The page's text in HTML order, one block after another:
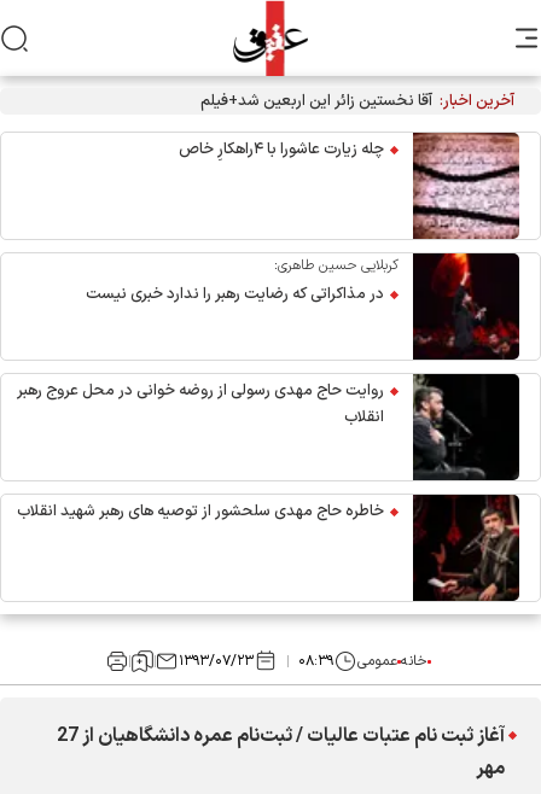
آخرین اخبار: آقا نخستین زائر این اربعین شد+فیلم
چله زیارت عاشورا با ۴راهکارِ خاص
کربلایی حسین طاهری:
در مذاکراتی که رضایت رهبر را ندارد خبری نیست
روایت حاج مهدی رسولی از روضه خوانی در محل عروج رهبر
انقلاب
خاطره حاج مهدی سلحشور از توصیه های رهبر شهید انقلاب
خانهعمومی ۰۸:۳۹ ۱۳۹۳/۰۷/۲۳
آغاز ثبت نام عتبات عالیات / ثبت‌نام عمره دانشگاهیان از 27
مهر